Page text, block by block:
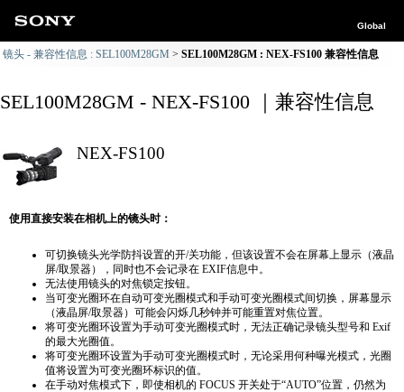
Global
镜头 - 兼容性信息 : SEL100M28GM SEL100M28GM : NEX-FS100 兼容性信息
SEL100M28GM - NEX-FS100 ｜兼容性信息
NEX-FS100
使用直接安装在相机上的镜头时：
可切换镜头光学防抖设置的开/关功能，但该设置不会在屏幕上显示（液晶
屏/取景器），同时也不会记录在 EXIF信息中。
无法使用镜头的对焦锁定按钮。
当可变光圈环在自动可变光圈模式和手动可变光圈模式间切换，屏幕显示
（液晶屏/取景器）可能会闪烁几秒钟并可能重置对焦位置。
将可变光圈环设置为手动可变光圈模式时，无法正确​​记录镜头型号和 Exif
的最大光圈值。
将可变光圈环设置为手动可变光圈模式时，无论采用何种曝光模式，光圈
值将设置为可变光圈环标识的值。
在手动对焦模式下，即使相机的 FOCUS 开关处于“AUTO”位置，仍然为